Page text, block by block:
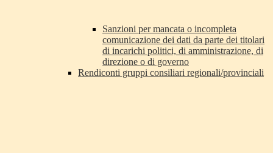
Sanzioni per mancata o incompleta
comunicazione dei dati da parte dei titolari
di incarichi politici, di amministrazione, di
direzione o di governo
Rendiconti gruppi consiliari regionali/provinciali